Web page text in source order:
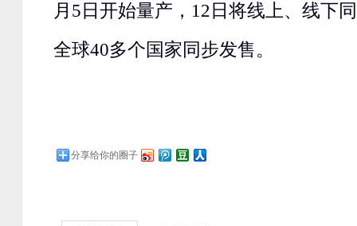
月5日开始量产，12日将线上、线下
全球40多个国家同步发售。
分享给你的圈子